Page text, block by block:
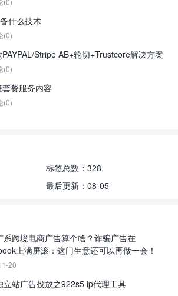
什么技术
(0)
Stripe AB+轮切+Trustcore解决方案
(0)
餐服务内容
(0)
标签总数： 328
最后更新： 08-05
系跨境电商广告算个啥？诈骗广告在
上满屏滚：这门生意还可以再做一会！
20
立站广告投放之922s5 ip代理工具